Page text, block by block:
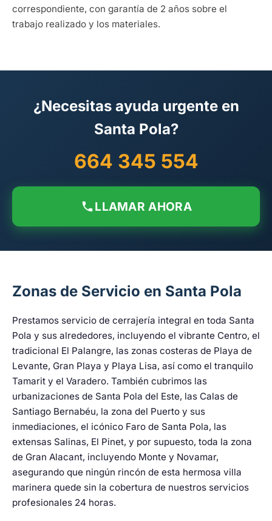
correspondiente, con garantía de 2 años sobre el
trabajo realizado y los materiales.
¿Necesitas ayuda urgente en
Santa Pola?
664 345 554
LLAMAR AHORA
Zonas de Servicio en Santa Pola
Prestamos servicio de cerrajería integral en toda Santa
Pola y sus alrededores, incluyendo el vibrante Centro, el
tradicional El Palangre, las zonas costeras de Playa de
Levante, Gran Playa y Playa Lisa, así como el tranquilo
Tamarit y el Varadero. También cubrimos las
urbanizaciones de Santa Pola del Este, las Calas de
Santiago Bernabéu, la zona del Puerto y sus
inmediaciones, el icónico Faro de Santa Pola, las
extensas Salinas, El Pinet, y por supuesto, toda la zona
de Gran Alacant, incluyendo Monte y Novamar,
asegurando que ningún rincón de esta hermosa villa
marinera quede sin la cobertura de nuestros servicios
profesionales 24 horas.